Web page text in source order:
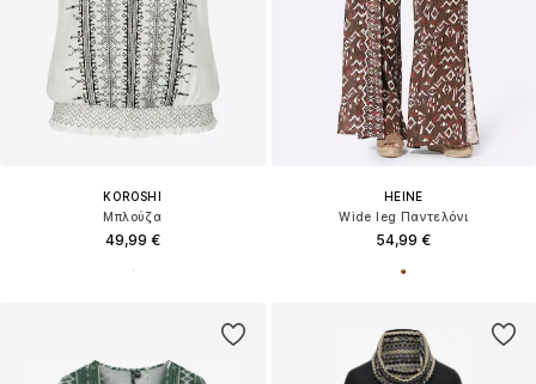
KOROSHI
Μπλούζα
49,99 €
HEINE
Wide leg Παντελόνι
54,99 €